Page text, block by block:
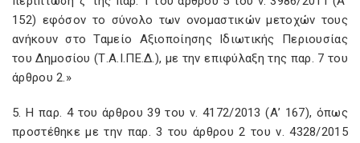
152) εφόσον το σύνολο των ονομαστικών μετοχών τους
ανήκουν στο Ταμείο Αξιοποίησης Ιδιωτικής Περιουσίας
του Δημοσίου (Τ.Α.Ι.ΠΕ.Δ.), με την επιφύλαξη της παρ. 7 του
άρθρου 2.»
5. Η παρ. 4 του άρθρου 39 του ν. 4172/2013 (Α’ 167), όπως
προστέθηκε με την παρ. 3 του άρθρου 2 του ν. 4328/2015